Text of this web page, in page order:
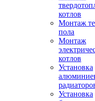
котлов
Монтаж
пола
Монтаж
котлов
Установка
Установка